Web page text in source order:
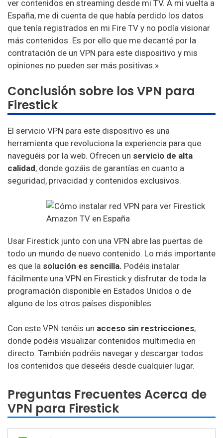
ver contenidos en streaming desde mi TV. A mi vuelta a
España, me di cuenta de que había perdido los datos
que tenía registrados en mi Fire TV y no podía visionar
más contenidos. Es por ello que me decanté por la
contratación de un VPN para este dispositivo y mis
opiniones no pueden ser más positivas.»
Conclusión sobre los VPN para
Firestick
El servicio VPN para este dispositivo es una
herramienta que revoluciona la experiencia para que
naveguéis por la web. Ofrecen un servicio de alta
calidad, donde gozáis de garantías en cuanto a
seguridad, privacidad y contenidos exclusivos.
Usar Firestick junto con una VPN abre las puertas de
todo un mundo de nuevo contenido. Lo más importante
es que la solución es sencilla. Podéis instalar
fácilmente una VPN en Firestick y disfrutar de toda la
programación disponible en Estados Unidos o de
alguno de los otros países disponibles.
Con este VPN tenéis un acceso sin restricciones,
donde podéis visualizar contenidos multimedia en
directo. También podréis navegar y descargar todos
los contenidos que deseéis desde cualquier lugar.
Preguntas Frecuentes Acerca de
VPN para Firestick